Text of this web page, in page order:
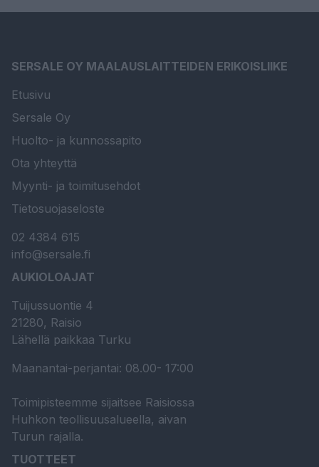
SERSALE OY MAALAUSLAITTEIDEN ERIKOISLIIKE
Etusivu
Sersale Oy
Huolto- ja kunnossapito
Ota yhteyttä
Myynti- ja toimitusehdot
Tietosuojaseloste
02 4384 615
info@sersale.fi
AUKIOLOAJAT
Tuijussuontie 4
21280, Raisio
Lähellä paikkaa Turku
Maanantai-perjantai: 08.00- 17:00
Toimipisteemme sijaitsee Raisiossa
Huhkon teollisuusalueella, aivan
Turun rajalla.
TUOTTEET